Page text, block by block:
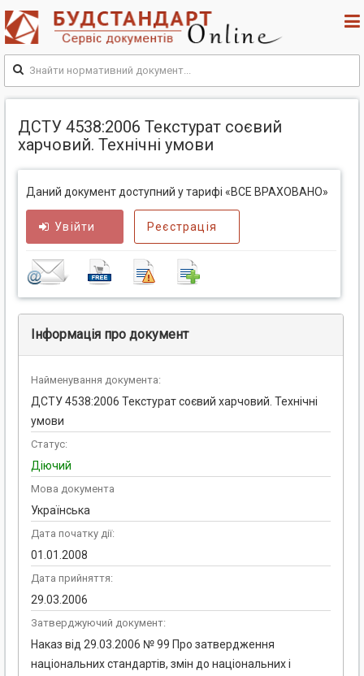
ДСТУ 4538:2006 Текстурат соєвий
харчовий. Технічні умови
Даний документ доступний у тарифі «ВСЕ ВРАХОВАНО»
Увійти Реєстрація
Інформація про документ
Найменування документа:
ДСТУ 4538:2006 Текстурат соєвий харчовий. Технічні
умови
Статус:
Діючий
Мова документа
Українська
Дата початку дії:
01.01.2008
Дата прийняття:
29.03.2006
Затверджуючий документ:
Наказ від 29.03.2006 № 99 Про затвердження
національних стандартів, змін до національних і